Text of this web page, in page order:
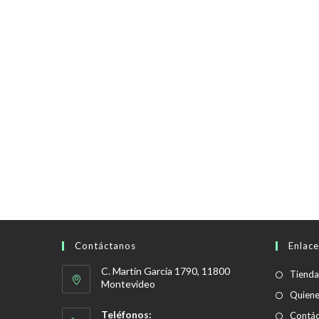
Contáctanos
C. Martín García 1790, 11800
Montevideo
Teléfonos:
Tienda